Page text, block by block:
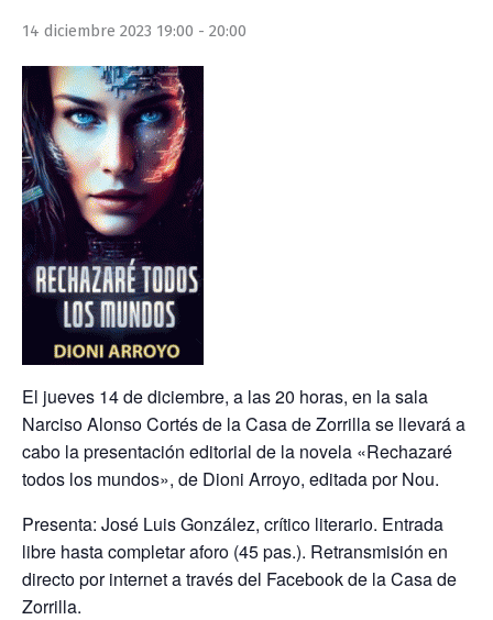
14 diciembre 2023 19:00 - 20:00
El jueves 14 de diciembre, a las 20 horas, en la sala
Narciso Alonso Cortés de la Casa de Zorrilla se llevará a
cabo la presentación editorial de la novela «Rechazaré
todos los mundos», de Dioni Arroyo, editada por Nou.
Presenta: José Luis González, crítico literario. Entrada
libre hasta completar aforo (45 pas.). Retransmisión en
directo por internet a través del Facebook de la Casa de
Zorrilla.